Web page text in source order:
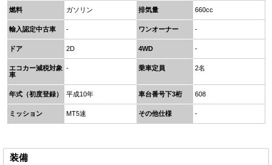
燃料 ガソリン 排気量 660cc
輸入認定中古車 - ワンオーナー -
ドア 2D 4WD -
エコカー減税対象
車
- 乗車定員 2名
年式（初度登録） 平成10年 車台番号下3桁 608
ミッション MT5速 その他仕様 -
装備